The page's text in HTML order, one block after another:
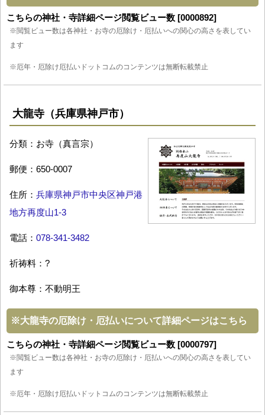
こちらの神社・寺詳細ページ閲覧ビュー数 [0000892]
※閲覧ビュー数は各神社・お寺の厄除け・厄払いへの関心の高さを表してい
ます
※厄年・厄除け厄払いドットコムのコンテンツは無断転載禁止
大龍寺（兵庫県神戸市）
分類：お寺（真言宗）
郵便：650-0007
住所： 兵庫県神戸市中央区神戸港
地方再度山1-3
電話： 078-341-3482
祈祷料：?
御本尊：不動明王
※大龍寺の厄除け・厄払いについて詳細ページはこちら
こちらの神社・寺詳細ページ閲覧ビュー数 [0000797]
※閲覧ビュー数は各神社・お寺の厄除け・厄払いへの関心の高さを表してい
ます
※厄年・厄除け厄払いドットコムのコンテンツは無断転載禁止